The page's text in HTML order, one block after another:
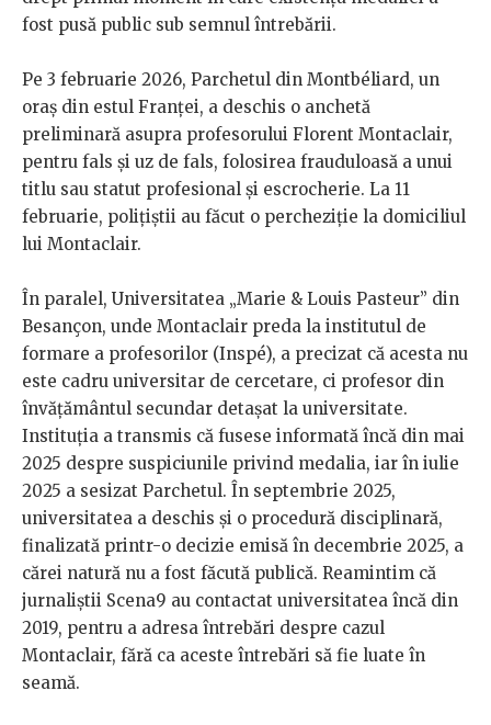
fost pusă public sub semnul întrebării.
Pe 3 februarie 2026, Parchetul din Montbéliard, un
oraș din estul Franței, a deschis o anchetă
preliminară asupra profesorului Florent Montaclair,
pentru fals și uz de fals, folosirea frauduloasă a unui
titlu sau statut profesional și escrocherie. La 11
februarie, polițiștii au făcut o percheziție la domiciliul
lui Montaclair.
În paralel, Universitatea „Marie & Louis Pasteur” din
Besançon, unde Montaclair preda la institutul de
formare a profesorilor (Inspé), a precizat că acesta nu
este cadru universitar de cercetare, ci profesor din
învățământul secundar detașat la universitate.
Instituția a transmis că fusese informată încă din mai
2025 despre suspiciunile privind medalia, iar în iulie
2025 a sesizat Parchetul. În septembrie 2025,
universitatea a deschis și o procedură disciplinară,
finalizată printr-o decizie emisă în decembrie 2025, a
cărei natură nu a fost făcută publică. Reamintim că
jurnaliștii Scena9 au contactat universitatea încă din
2019, pentru a adresa întrebări despre cazul
Montaclair, fără ca aceste întrebări să fie luate în
seamă.